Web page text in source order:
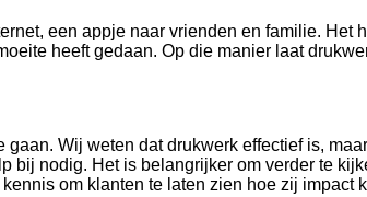
een appje naar vrienden en familie. Het
heeft gedaan. Op die manier laat
Wij weten dat drukwerk effectief is,
bij nodig. Het is belangrijker om verder te
om klanten te laten zien hoe zij